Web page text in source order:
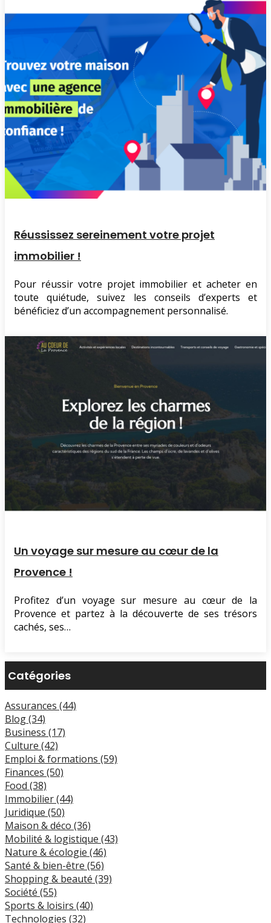
Réussissez sereinement votre projet
immobilier !
Pour réussir votre projet immobilier et acheter en
toute quiétude, suivez les conseils d’experts et
bénéficiez d’un accompagnement personnalisé.
Un voyage sur mesure au cœur de la
Provence !
Profitez d’un voyage sur mesure au cœur de la
Provence et partez à la découverte de ses trésors
cachés, ses…
Catégories
Assurances (44)
Blog (34)
Business (17)
Culture (42)
Emploi & formations (59)
Finances (50)
Food (38)
Immobilier (44)
Juridique (50)
Maison & déco (36)
Mobilité & logistique (43)
Nature & écologie (46)
Santé & bien-être (56)
Shopping & beauté (39)
Société (55)
Sports & loisirs (40)
Technologies (32)